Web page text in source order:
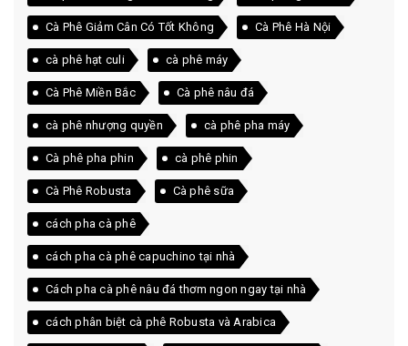
Cà Phê Giảm Cân Có Tốt Không Cà Phê Hà Nội
cà phê hạt culi cà phê máy
Cà Phê Miền Bắc Cà phê nâu đá
cà phê nhượng quyền cà phê pha máy
Cà phê pha phin cà phê phin
Cà Phê Robusta Cà phê sữa
cách pha cà phê
cách pha cà phê capuchino tại nhà
Cách pha cà phê nâu đá thơm ngon ngay tại nhà
cách phân biệt cà phê Robusta và Arabica